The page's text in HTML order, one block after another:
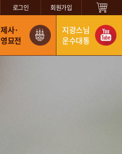
로그인 회원가입
제사·
영묘전
지광스님
운수대통